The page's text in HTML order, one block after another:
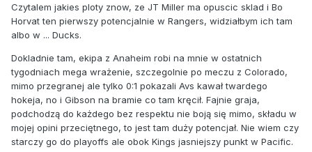
Czytalem jakies ploty znow, ze JT Miller ma opuscic sklad i Bo
Horvat ten pierwszy potencjalnie w Rangers, widziałbym ich tam
albo w ... Ducks.
Dokladnie tam, ekipa z Anaheim robi na mnie w ostatnich
tygodniach mega wrażenie, szczegolnie po meczu z Colorado,
mimo przegranej ale tylko 0:1 pokazali Avs kawał twardego
hokeja, no i Gibson na bramie co tam kręcił. Fajnie graja,
podchodzą do każdego bez respektu nie boją się mimo, składu w
mojej opini przeciętnego, to jest tam duży potencjał. Nie wiem czy
starczy go do playoffs ale obok Kings jasniejszy punkt w Pacific.